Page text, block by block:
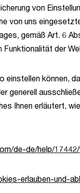
von
von uns
gemäß Art. 6
der
können,
generell
Ihnen erläutert,
de-de/help/
erlauben-und-